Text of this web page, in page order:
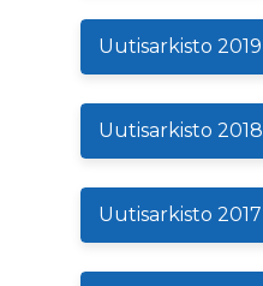
Uutisarkisto 2019
Uutisarkisto 2018
Uutisarkisto 2017